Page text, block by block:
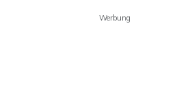
Werbung